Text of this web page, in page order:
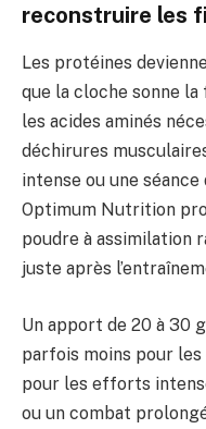
reconstruire les
Les protéines
que la cloche sonne
les acides aminés
déchirures
intense ou une
Optimum Nutrition
poudre à assimilation
juste après
Un apport de 20 à 30
parfois moins pour
pour les efforts
ou un combat